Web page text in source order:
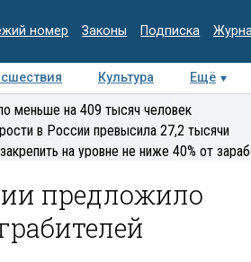
номер Законы Подписка
Культура Ещё
Интервью Колумнисты
меньше на 409 тысяч человек
в России превысила 27,2 тысячи
на уровне не ниже 40% от
предложило